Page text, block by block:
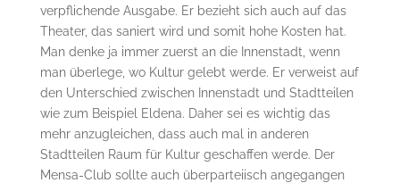
verpflichende Ausgabe. Er bezieht sich auch auf das
Theater, das saniert wird und somit hohe Kosten hat.
Man denke ja immer zuerst an die Innenstadt, wenn
man überlege, wo Kultur gelebt werde. Er verweist auf
den Unterschied zwischen Innenstadt und Stadtteilen
wie zum Beispiel Eldena. Daher sei es wichtig das
mehr anzugleichen, dass auch mal in anderen
Stadtteilen Raum für Kultur geschaffen werde. Der
Mensa-Club sollte auch überparteiisch angegangen